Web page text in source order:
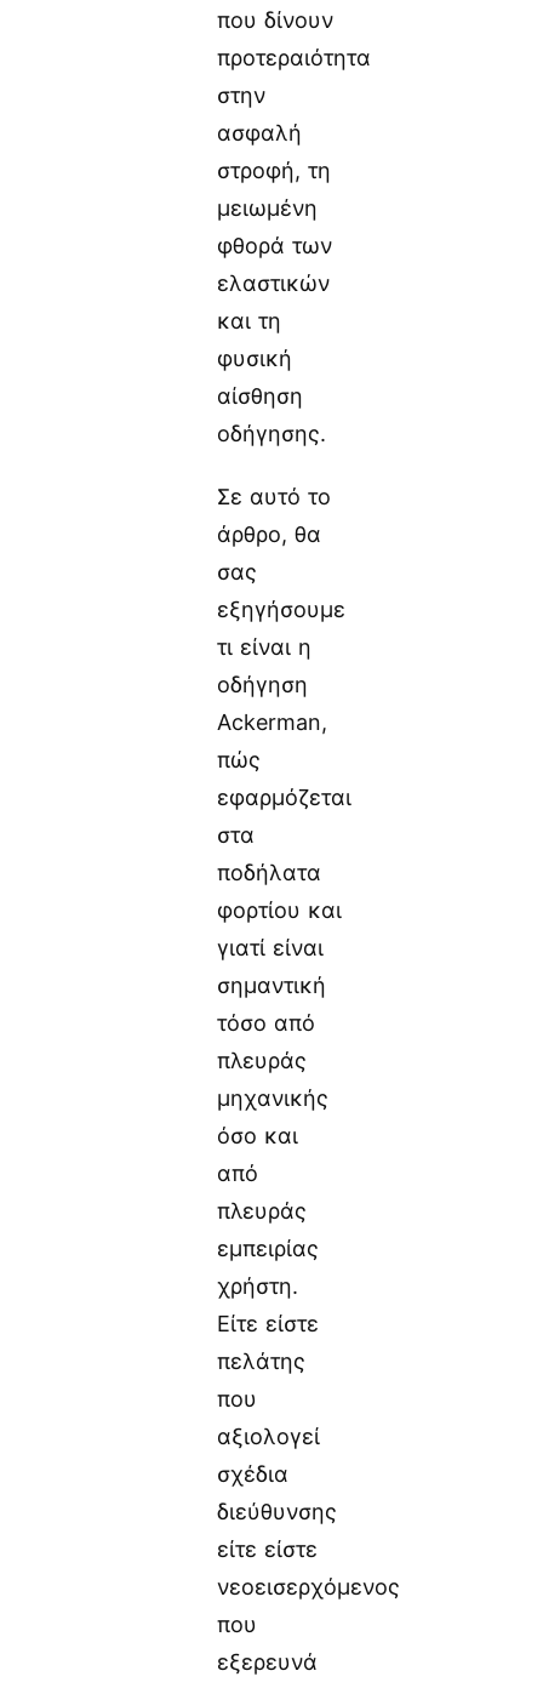
που δίνουν
προτεραιότητα
στην
ασφαλή
στροφή, τη
μειωμένη
φθορά των
ελαστικών
και τη
φυσική
αίσθηση
οδήγησης.
Σε αυτό το
άρθρο, θα
σας
εξηγήσουμε
τι είναι η
οδήγηση
Ackerman,
πώς
εφαρμόζεται
στα
ποδήλατα
φορτίου και
γιατί είναι
σημαντική
τόσο από
πλευράς
μηχανικής
όσο και
από
πλευράς
εμπειρίας
χρήστη.
Είτε είστε
πελάτης
που
αξιολογεί
σχέδια
διεύθυνσης
είτε είστε
νεοεισερχόμενος
που
εξερευνά